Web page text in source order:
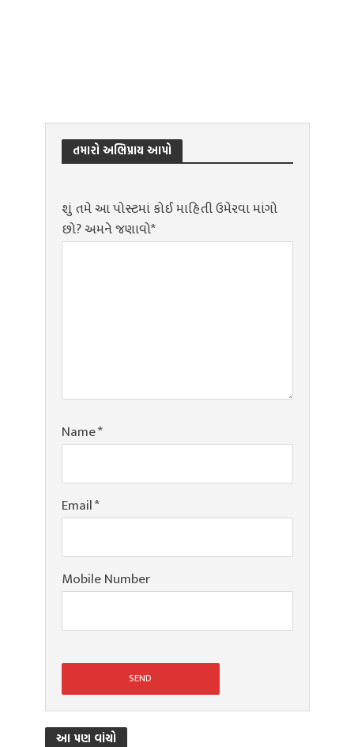
તમારો અભિપ્રાય આપો
શું તમે આ પોસ્ટમાં કોઈ માહિતી ઉમેરવા માંગો
છો? અમને જણાવો*
Name*
Email*
Mobile Number
આ પણ વાંચો